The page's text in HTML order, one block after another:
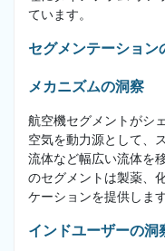
ています。
セグメンテーション
メカニズムの洞察
航空機セグメントがシ
空気を動力源として、
流体など幅広い流体を
のセグメントは製薬、
ケーションを提供します
インドユーザーの洞